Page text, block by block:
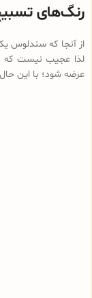
رنگ‌های
از آنجا که سندلوس
لذا عجیب نیست که
عرضه شود؛ با این